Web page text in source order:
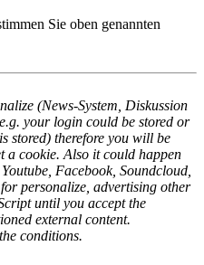
Sie oben genannten
(News-System, Diskussion
your login could be stored or
stored) therefore you will be
a cookie. Also it could happen
Facebook, Soundcloud,
personalize, advertising other
until you accept the
external content.
conditions.